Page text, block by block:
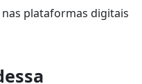
plataformas digitais